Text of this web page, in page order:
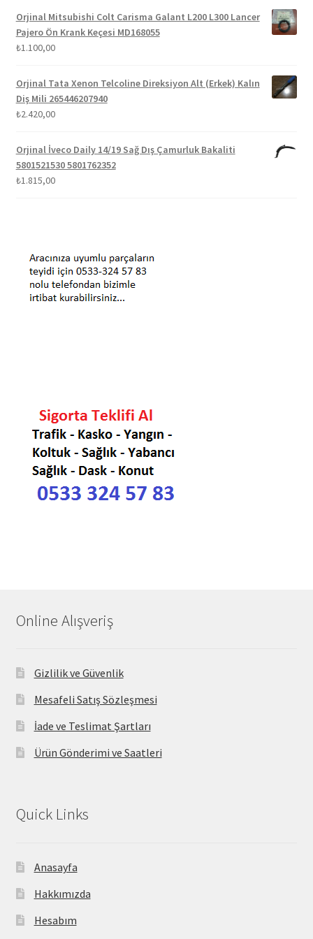
Orjinal Mitsubishi Colt Carisma Galant L200 L300 Lancer
Pajero Ön Krank Keçesi MD168055
₺1.100,00
Orjinal Tata Xenon Telcoline Direksiyon Alt (Erkek) Kalın
Diş Mili 265446207940
₺2.420,00
Orjinal İveco Daily 14/19 Sağ Dış Çamurluk Bakaliti
5801521530 5801762352
₺1.815,00
Online Alışveriş
Gizlilik ve Güvenlik
Mesafeli Satış Sözleşmesi
İade ve Teslimat Şartları
Ürün Gönderimi ve Saatleri
Quick Links
Anasayfa
Hakkımızda
Hesabım